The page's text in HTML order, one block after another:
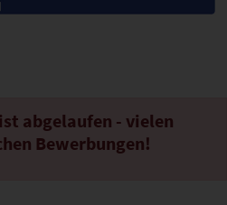
abgelaufen - vielen
Bewerbungen!